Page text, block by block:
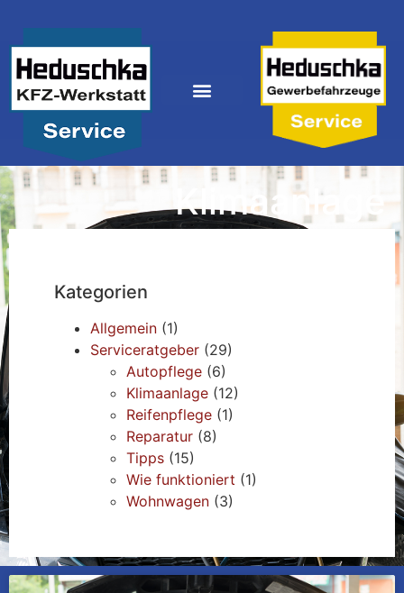
Kategorien
Allgemein (1)
Serviceratgeber (29)
Autopflege (6)
Klimaanlage (12)
Reifenpflege (1)
Reparatur (8)
Tipps (15)
Wie funktioniert (1)
Wohnwagen (3)
Klimaanlage